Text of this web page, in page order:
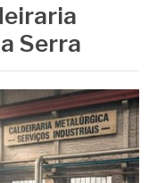
Serra